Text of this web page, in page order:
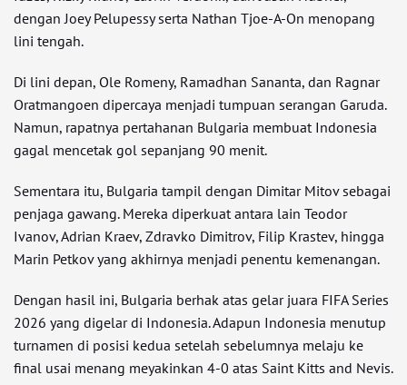
dengan Joey Pelupessy serta Nathan Tjoe-A-On menopang
lini tengah.
Di lini depan, Ole Romeny, Ramadhan Sananta, dan Ragnar
Oratmangoen dipercaya menjadi tumpuan serangan Garuda.
Namun, rapatnya pertahanan Bulgaria membuat Indonesia
gagal mencetak gol sepanjang 90 menit.
Sementara itu, Bulgaria tampil dengan Dimitar Mitov sebagai
penjaga gawang. Mereka diperkuat antara lain Teodor
Ivanov, Adrian Kraev, Zdravko Dimitrov, Filip Krastev, hingga
Marin Petkov yang akhirnya menjadi penentu kemenangan.
Dengan hasil ini, Bulgaria berhak atas gelar juara FIFA Series
2026 yang digelar di Indonesia. Adapun Indonesia menutup
turnamen di posisi kedua setelah sebelumnya melaju ke
final usai menang meyakinkan 4-0 atas Saint Kitts and Nevis.